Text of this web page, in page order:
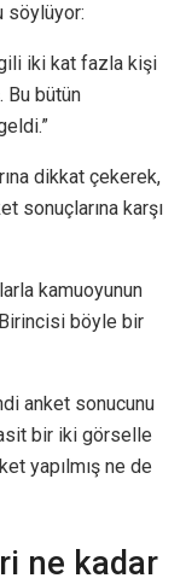
söylüyor:
iki kat fazla kişi
Bu bütün
dikkat çekerek,
sonuçlarına karşı
kamuoyunun
böyle bir
anket sonucunu
bir iki görselle
yapılmış ne de
ne kadar